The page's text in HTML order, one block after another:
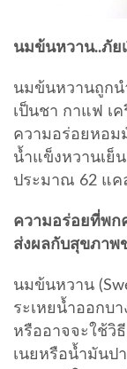
นมข้นหวาน..ภัย
นมข้นหวานถูกน
เป็นชา กาแฟ เ
ความอร่อยหอม
น้ำแข็งหวานเย็
ประมาณ 62 แค
ความอร่อยที่พก
ส่งผลกับสุขภาพ
นมข้นหวาน
ระเหยน้ำออกบ
หรืออาจจะใช้วิ
เนยหรือน้ำมันป